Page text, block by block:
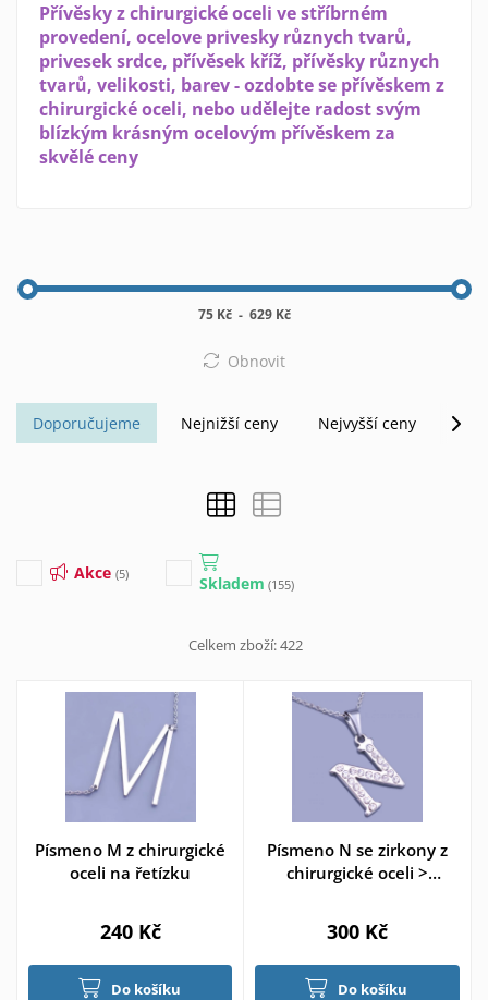
Přívěsky z chirurgické oceli ve stříbrném
provedení, ocelove privesky různych tvarů,
privesek srdce, přívěsek kříž, přívěsky různych
tvarů, velikosti, barev - ozdobte se přívěskem z
chirurgické oceli, nebo udělejte radost svým
blízkým krásným ocelovým přívěskem za
skvělé ceny
75 Kč - 629 Kč
Obnovit
Doporučujeme Nejnižší ceny Nejvyšší ceny
Akce (5) Skladem (155)
Celkem zboží:422
Písmeno M z chirurgické
oceli na řetízku
240 Kč
Do košíku
Písmeno N se zirkony z
chirurgické oceli >
300 Kč
Do košíku